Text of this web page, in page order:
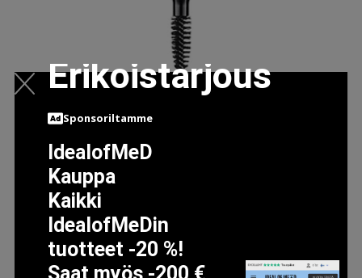
VELUXE BROW LINER BRUNETTE KULMAKYNÄ MEIKKI
MONIVÄRINEN/KUVIOITU M.A.C.
21.99 EUR
LISÄTIETOJA
Erikoistarjous
Sponsoriltamme
IdealofMeD
Kauppa
Kaikki
IdealofMeDin
tuotteet -20 %!
Saat myös -200 €